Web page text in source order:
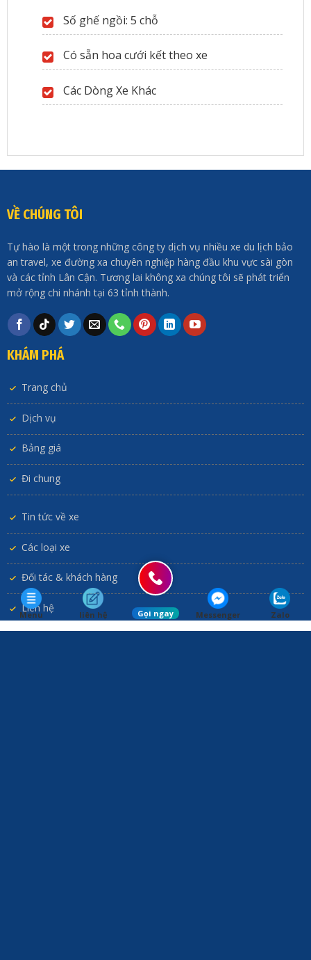
Số ghế ngồi: 5 chỗ
Có sẵn hoa cưới kết theo xe
Các Dòng Xe Khác
VỀ CHÚNG TÔI
Tự hào là một trong những công ty dịch vụ nhiều xe du lịch bảo
an travel, xe đường xa chuyên nghiệp hàng đầu khu vực sài gòn
và các tỉnh Lân Cận. Tương lai không xa chúng tôi sẽ phát triển
mở rộng chi nhánh tại 63 tỉnh thành.
KHÁM PHÁ
Trang chủ
Dịch vụ
Bảng giá
Đi chung
Tin tức về xe
Các loại xe
Đối tác & khách hàng
Liên hệ
Menu liên hệ Gọi ngay Messenger Zalo